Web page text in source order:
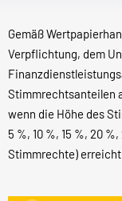
Gemäß
Verpflichtung, dem
Stimmrechtsanteilen
wenn die Höhe des
5 %, 10 %, 15 %, 20
Stimmrechte)